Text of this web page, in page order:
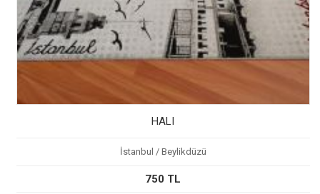
HALI
İstanbul / Beylikdüzü
750 TL